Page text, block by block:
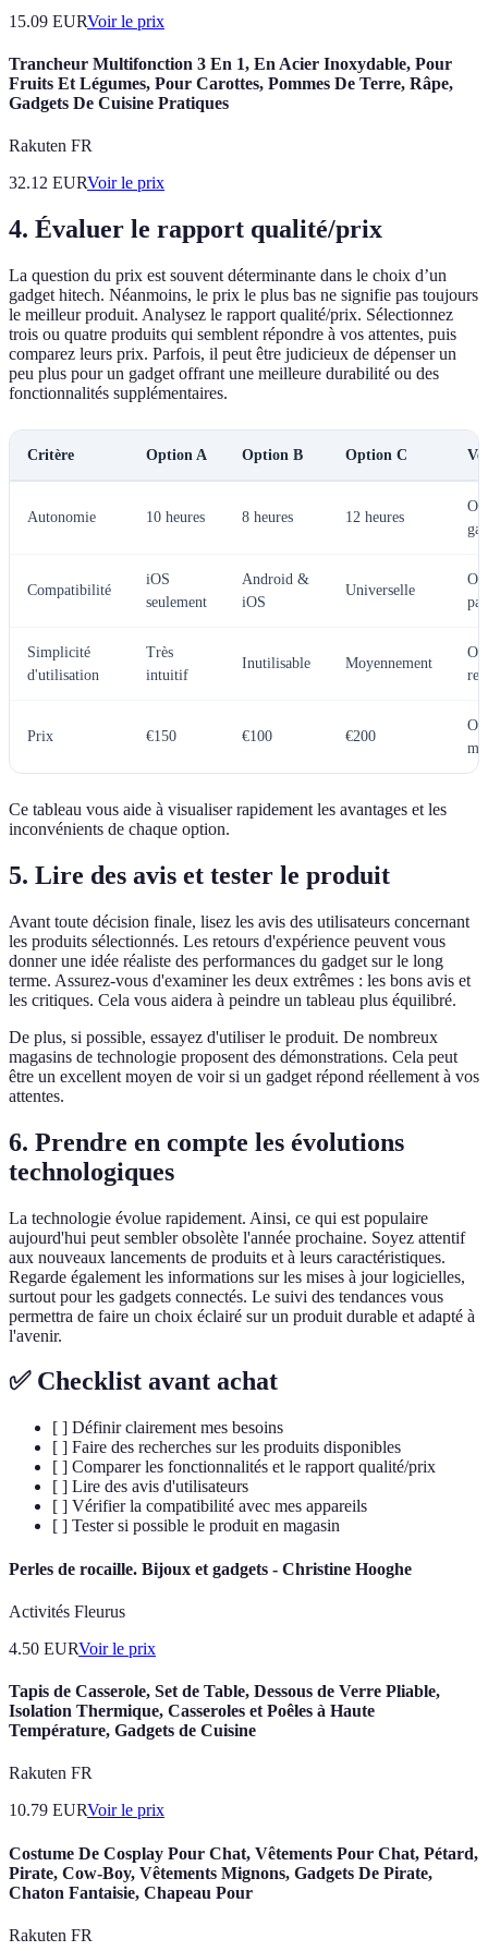
15.09 EURVoir le prix
Trancheur Multifonction 3 En 1, En Acier Inoxydable, Pour
Fruits Et Légumes, Pour Carottes, Pommes De Terre, Râpe,
Gadgets De Cuisine Pratiques
Rakuten FR
32.12 EURVoir le prix
4. Évaluer le rapport qualité/prix
La question du prix est souvent déterminante dans le choix d’un
gadget hitech. Néanmoins, le prix le plus bas ne signifie pas toujours
le meilleur produit. Analysez le rapport qualité/prix. Sélectionnez
trois ou quatre produits qui semblent répondre à vos attentes, puis
comparez leurs prix. Parfois, il peut être judicieux de dépenser un
peu plus pour un gadget offrant une meilleure durabilité ou des
fonctionnalités supplémentaires.
Critère Option A Option B Option C
Autonomie 10 heures 8 heures 12 heures
Compatibilité
iOS
seulement
Android &
iOS
Universelle
Simplicité
d'utilisation
Très
intuitif
Inutilisable Moyennement
Prix €150 €100 €200
Ce tableau vous aide à visualiser rapidement les avantages et les
inconvénients de chaque option.
5. Lire des avis et tester le produit
Avant toute décision finale, lisez les avis des utilisateurs concernant
les produits sélectionnés. Les retours d'expérience peuvent vous
donner une idée réaliste des performances du gadget sur le long
terme. Assurez-vous d'examiner les deux extrêmes : les bons avis et
les critiques. Cela vous aidera à peindre un tableau plus équilibré.
De plus, si possible, essayez d'utiliser le produit. De nombreux
magasins de technologie proposent des démonstrations. Cela peut
être un excellent moyen de voir si un gadget répond réellement à vos
attentes.
6. Prendre en compte les évolutions
technologiques
La technologie évolue rapidement. Ainsi, ce qui est populaire
aujourd'hui peut sembler obsolète l'année prochaine. Soyez attentif
aux nouveaux lancements de produits et à leurs caractéristiques.
Regarde également les informations sur les mises à jour logicielles,
surtout pour les gadgets connectés. Le suivi des tendances vous
permettra de faire un choix éclairé sur un produit durable et adapté à
l'avenir.
✅ Checklist avant achat
[ ] Définir clairement mes besoins
[ ] Faire des recherches sur les produits disponibles
[ ] Comparer les fonctionnalités et le rapport qualité/prix
[ ] Lire des avis d'utilisateurs
[ ] Vérifier la compatibilité avec mes appareils
[ ] Tester si possible le produit en magasin
Perles de rocaille. Bijoux et gadgets - Christine Hooghe
Activités Fleurus
4.50 EURVoir le prix
Tapis de Casserole, Set de Table, Dessous de Verre Pliable,
Isolation Thermique, Casseroles et Poêles à Haute
Température, Gadgets de Cuisine
Rakuten FR
10.79 EURVoir le prix
Costume De Cosplay Pour Chat, Vêtements Pour Chat, Pétard,
Pirate, Cow-Boy, Vêtements Mignons, Gadgets De Pirate,
Chaton Fantaisie, Chapeau Pour
Rakuten FR